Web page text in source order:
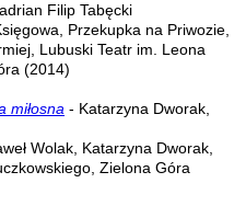
Filip Tabęcki
Przekupka na Priwozie,
Lubuski Teatr im. Leona
(2014)
miłosna - Katarzyna Dworak,
Wolak, Katarzyna Dworak,
Zielona Góra